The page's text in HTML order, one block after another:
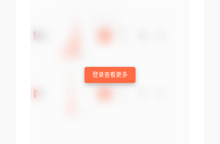
登录查看更多